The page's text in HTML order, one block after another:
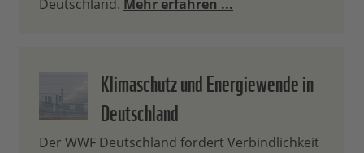
Deutschland. Mehr erfahren ...
Klimaschutz und Energiewende in
Deutschland
Der WWF Deutschland fordert Verbindlichkeit